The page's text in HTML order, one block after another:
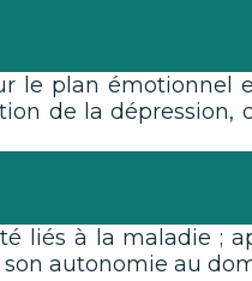
le plan émotionnel
de la
liés à la maladie ;
autonomie au